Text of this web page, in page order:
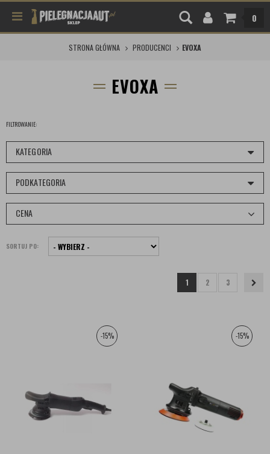
0
STRONA GŁÓWNA PRODUCENCI EVOXA
EVOXA
FILTROWANIE:
KATEGORIA
PODKATEGORIA
CENA
SORTUJ PO:
1 2 3
-15% -15%